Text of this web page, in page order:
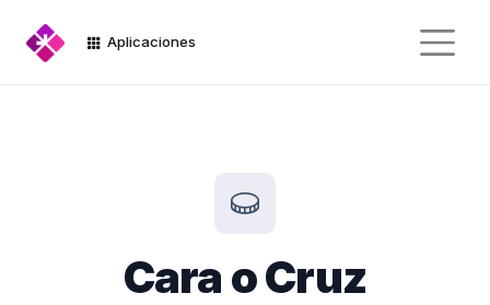
Aplicaciones
Cara o Cruz